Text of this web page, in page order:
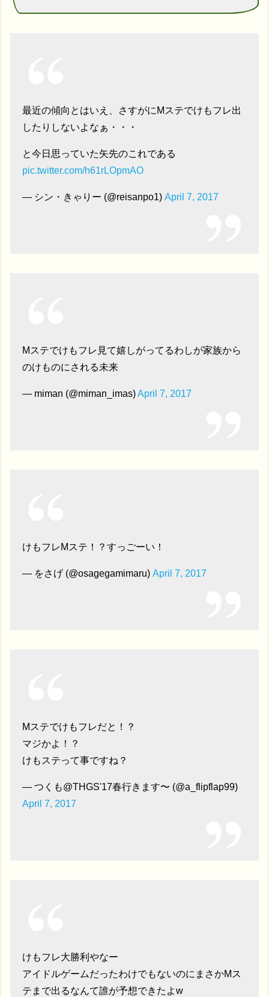
最近の傾向とはいえ、さすがにMステでけもフレ出
したりしないよなぁ・・・
と今日思っていた矢先のこれである
pic.twitter.com/h61rLOpmAO
— シン・きゃりー (@reisanpo1) April 7, 2017
Mステでけもフレ見て嬉しがってるわしが家族から
のけものにされる未来
— miman (@miman_imas)April 7, 2017
けもフレMステ！？すっごーい！
— をさげ (@osagegamimaru) April 7, 2017
Mステでけもフレだと！？
マジかよ！？
けもステって事ですね？
— つくも@THGS'17春行きます〜 (@a_flipflap99)
April 7, 2017
けもフレ大勝利やなー
アイドルゲームだったわけでもないのにまさかMス
テまで出るなんて誰が予想できたよw